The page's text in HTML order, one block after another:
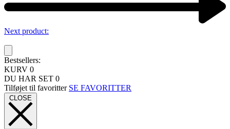
Next product:
Bestsellers:
KURV 0
DU HAR SET 0
Tilføjet til favoritter SE FAVORITTER
CLOSE